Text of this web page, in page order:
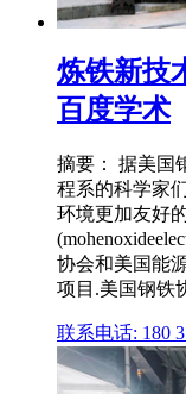
炼铁新技
百度学术
摘要： 据美国
程系的科学家
环境更加友好
协会和美国能
项目.美国钢铁
联系电话: 180